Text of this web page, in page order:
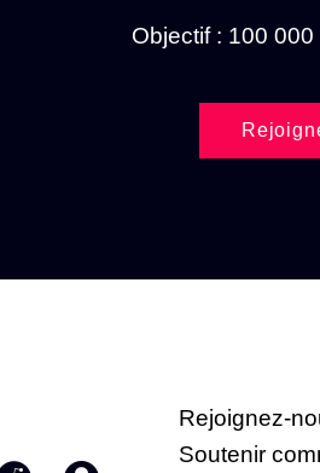
Objectif : 100
Rejoignez-
Soutenir